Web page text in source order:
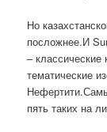
Но
посложнее.И
–
тематические
пять таких на